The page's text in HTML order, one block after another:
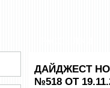
ДАЙДЖЕСТ
№518 ОТ